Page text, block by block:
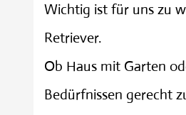
Wichtig ist für uns zu
Retriever.
Ob Haus mit Garten
Bedürfnissen gerecht